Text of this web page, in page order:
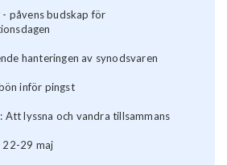
- påvens budskap för
hanteringen av synodsvaren
inför pingst
Att lyssna och vandra tillsammans
22-29 maj